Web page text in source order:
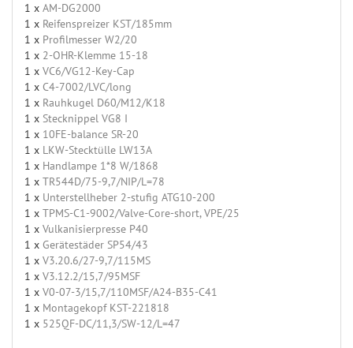
1 x AM-DG2000
1 x Reifenspreizer KST/185mm
1 x Profilmesser W2/20
1 x 2-OHR-Klemme 15-18
1 x VC6/VG12-Key-Cap
1 x C4-7002/LVC/long
1 x Rauhkugel D60/M12/K18
1 x Stecknippel VG8 I
1 x 10FE-balance SR-20
1 x LKW-Stecktülle LW13A
1 x Handlampe 1*8 W/1868
1 x TR544D/75-9,7/NIP/L=78
1 x Unterstellheber 2-stufig ATG10-200
1 x TPMS-C1-9002/Valve-Core-short, VPE/25
1 x Vulkanisierpresse P40
1 x Gerätestäder SP54/43
1 x V3.20.6/27-9,7/115MS
1 x V3.12.2/15,7/95MSF
1 x V0-07-3/15,7/110MSF/A24-B35-C41
1 x Montagekopf KST-221818
1 x 525QF-DC/11,3/SW-12/L=47